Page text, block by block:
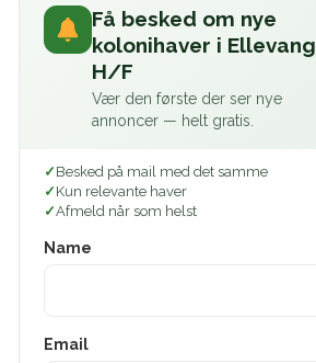
Få besked om nye
kolonihaver i Ellevang
H/F
Vær den første der ser nye
annoncer — helt gratis.
Besked på mail med det samme
Kun relevante haver
Afmeld når som helst
Name
Email